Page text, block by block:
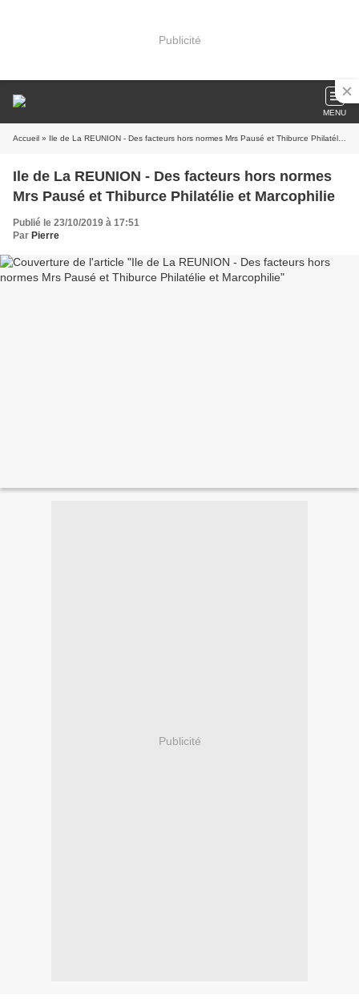
Publicité
MENU
Accueil » Ile de La REUNION - Des facteurs hors normes Mrs Pausé et Thiburce Philatélie et Marcophilie
Ile de La REUNION - Des facteurs hors normes
Mrs Pausé et Thiburce Philatélie et Marcophilie
Publié le 23/10/2019 à 17:51
Par Pierre
Publicité